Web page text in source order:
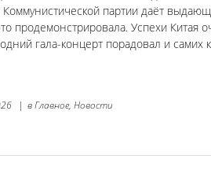
партии даёт
продемонстрировала. Успехи Китая
гала-концерт порадовал и самих
| вГлавное, Новости